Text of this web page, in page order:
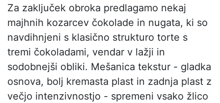
Za zaključek obroka predlagamo nekaj
majhnih kozarcev čokolade in nugata, ki so
navdihnjeni s klasično strukturo torte s
tremi čokoladami, vendar v lažji in
sodobnejši obliki. Mešanica tekstur - gladka
osnova, bolj kremasta plast in zadnja plast z
večjo intenzivnostjo - spremeni vsako žlico